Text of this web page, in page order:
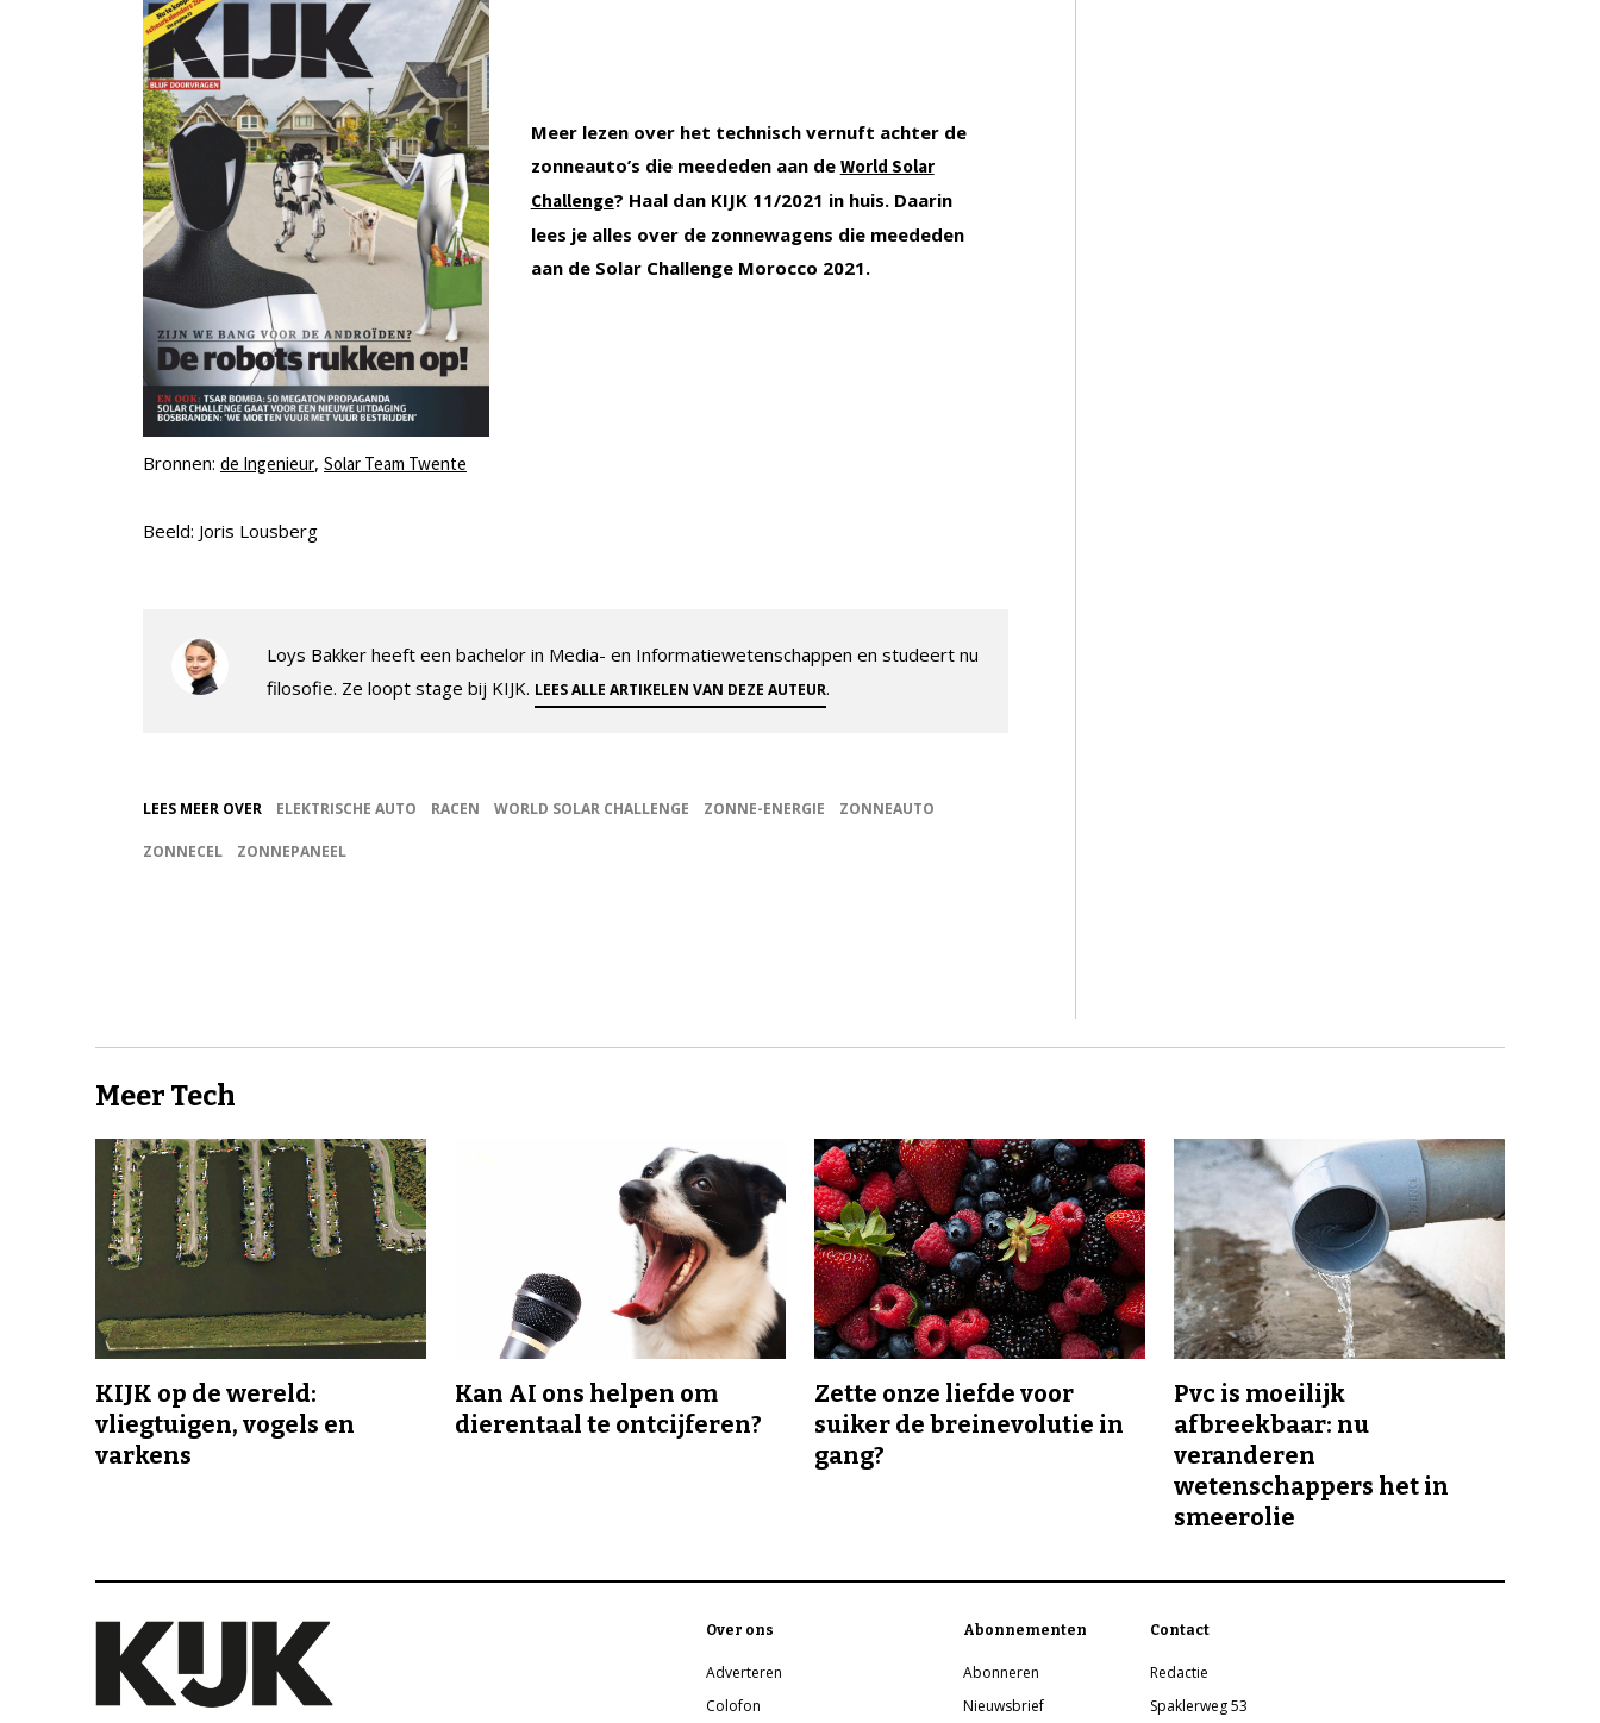
Meer lezen over het technisch vernuft achter de
zonneauto’s die meededen aan de World Solar
Challenge? Haal dan KIJK 11/2021 in huis. Daarin
lees je alles over de zonnewagens die meededen
aan de Solar Challenge Morocco 2021.
Bronnen: de Ingenieur, Solar Team Twente
Beeld: Joris Lousberg
Loys Bakker heeft een bachelor in Media- en Informatiewetenschappen en studeert nu
filosofie. Ze loopt stage bij KIJK. LEES ALLE ARTIKELEN VAN DEZE AUTEUR.
LEES MEER OVER ELEKTRISCHE AUTO RACEN WORLD SOLAR CHALLENGE ZONNE-ENERGIE ZONNEAUTO
ZONNECEL ZONNEPANEEL
Meer Tech
KIJK op de wereld:
vliegtuigen, vogels en
varkens
Kan AI ons helpen om
dierentaal te ontcijferen?
Zette onze liefde voor
suiker de breinevolutie in
gang?
Pvc is moeilijk
afbreekbaar: nu
veranderen
wetenschappers het in
smeerolie
Over ons
Adverteren
Colofon
Abonnementen
Abonneren
Nieuwsbrief
Contact
Redactie
Spaklerweg 53